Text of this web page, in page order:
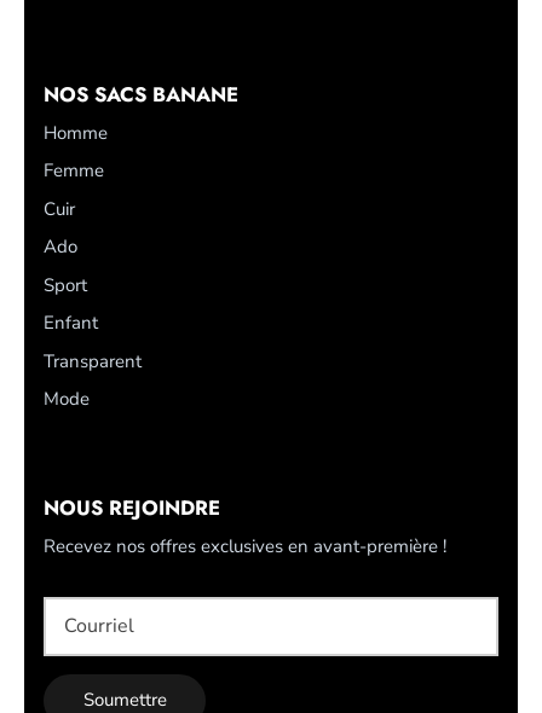
NOS SACS BANANE
Homme
Femme
Cuir
Ado
Sport
Enfant
Transparent
Mode
NOUS REJOINDRE
Recevez nos offres exclusives en avant-première !
Soumettre